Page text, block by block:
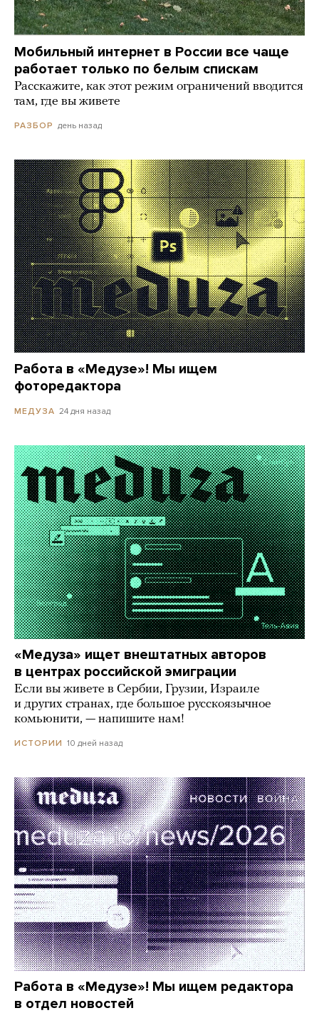
Мобильный интернет в России все чаще
работает только по белым спискам
Расскажите, как этот режим ограничений вводится
там, где вы живете
РАЗБОР день назад
Работа в «Медузе»! Мы ищем
фоторедактора
МЕДУЗА 24 дня назад
«Медуза» ищет внештатных авторов
в центрах российской эмиграции
Если вы живете в Сербии, Грузии, Израиле
и других странах, где большое русскоязычное
комьюнити, — напишите нам!
ИСТОРИИ 10 дней назад
Работа в «Медузе»! Мы ищем редактора
в отдел новостей